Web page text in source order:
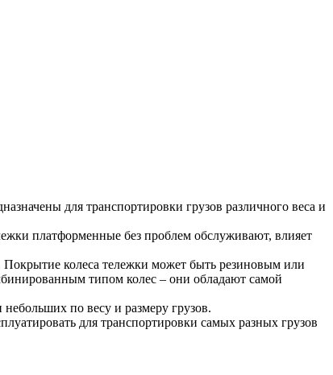
для транспортировки грузов различного веса и
платформенные без проблем обслуживают, влияет
Покрытие колеса тележки может быть резиновым или
типом колес – они обладают самой
по весу и размеру грузов.
для транспортировки самых разных грузов